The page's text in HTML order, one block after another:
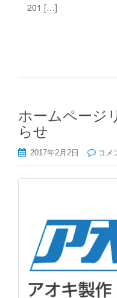
201 […]
ホームページ
らせ
2017年2月2日 コメ